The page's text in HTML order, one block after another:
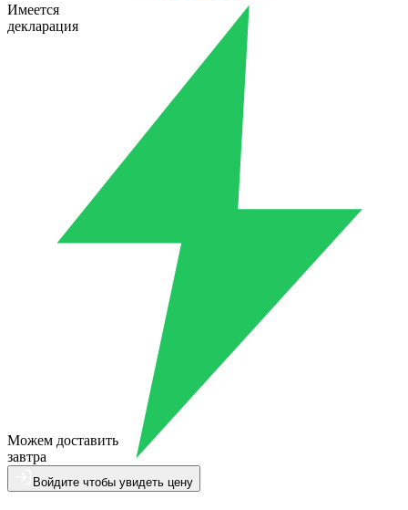
Имеется
декларация
Можем доставить
завтра
Войдите чтобы увидеть цену